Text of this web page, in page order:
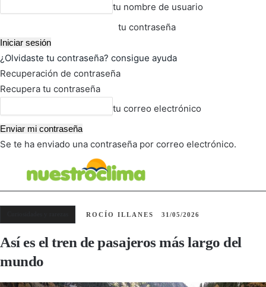
tu nombre de usuario
tu contraseña
¿Olvidaste tu contraseña? consigue ayuda
Recuperación de contraseña
Recupera tu contraseña
tu correo electrónico
Se te ha enviado una contraseña por correo electrónico.
ROCÍO ILLANES 31/05/2026
Así es el tren de pasajeros más largo del
mundo